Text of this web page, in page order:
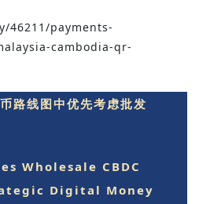
46211/payments-
cambodia-qr-
路线图中优先考虑批发
Wholesale CBDC
Digital Money